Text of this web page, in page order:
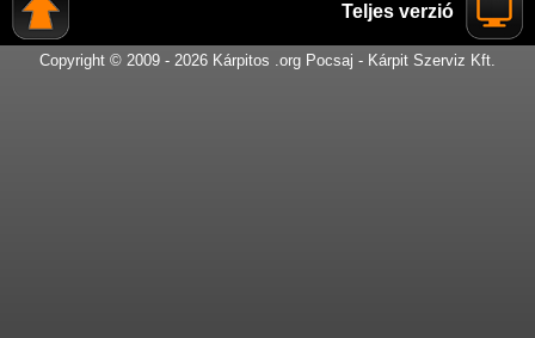
Teljes verzió
Copyright © 2009 - 2026 Kárpitos .org Pocsaj - Kárpit Szerviz Kft.